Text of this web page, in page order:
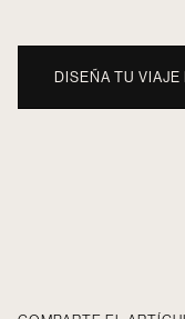
DISEÑA TU VIAJE